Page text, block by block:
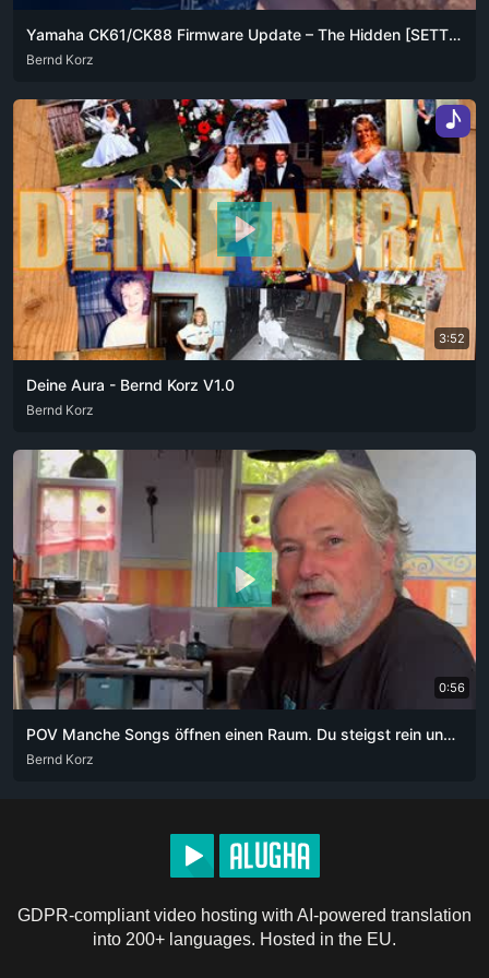
Yamaha CK61/CK88 Firmware Update – The Hidden [SETTING] + [▼] Trick
ARA DEU
Bernd Korz
♪
3:52
Deine Aura - Bernd Korz V1.0
DEU PFL
Bernd Korz
0:56
POV Manche Songs öffnen einen Raum. Du steigst rein und weißt nicht mehr, wie lange du schon drin bist.
DEU
Bernd Korz
GDPR-compliant video hosting with AI-powered translation
into 200+ languages. Hosted in the EU.